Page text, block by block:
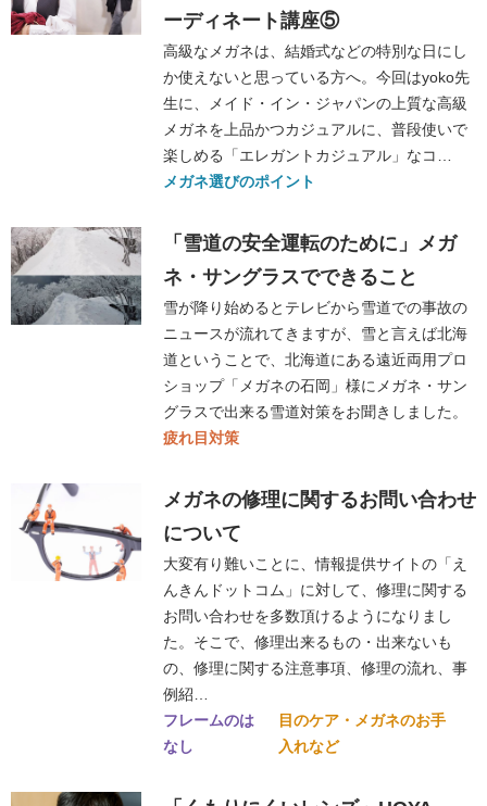
ーディネート講座⑤
高級なメガネは、結婚式などの特別な日にし
か使えないと思っている方へ。今回はyoko先
生に、メイド・イン・ジャパンの上質な高級
メガネを上品かつカジュアルに、普段使いで
楽しめる「エレガントカジュアル」なコ…
メガネ選びのポイント
「雪道の安全運転のために」メガ
ネ・サングラスでできること
雪が降り始めるとテレビから雪道での事故の
ニュースが流れてきますが、雪と言えば北海
道ということで、北海道にある遠近両用プロ
ショップ「メガネの石岡」様にメガネ・サン
グラスで出来る雪道対策をお聞きしました。
疲れ目対策
メガネの修理に関するお問い合わせ
について
大変有り難いことに、情報提供サイトの「え
んきんドットコム」に対して、修理に関する
お問い合わせを多数頂けるようになりまし
た。そこで、修理出来るもの・出来ないも
の、修理に関する注意事項、修理の流れ、事
例紹…
フレームのは
なし
目のケア・メガネのお手
入れなど